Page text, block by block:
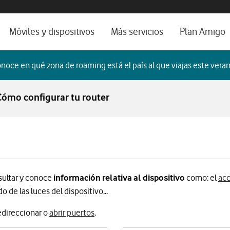
ayuda e idioma
5G
TV
Móviles y dispositivos
Imagen y Sonido
Ver todos
Más servicios
Alianza Vodafone e Iberdrola
Servicios avanzados
Plan Amigo
en qué zona de roaming está el país al que viajas este
configurar tu router
y conoce información relativa al dispositivo como: el
de las luces del dispositivo...
oabrir puertos.